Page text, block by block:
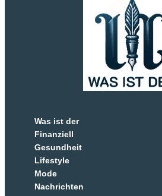
Was ist der
Finanziell
Gesundheit
Lifestyle
Mode
Nachrichten